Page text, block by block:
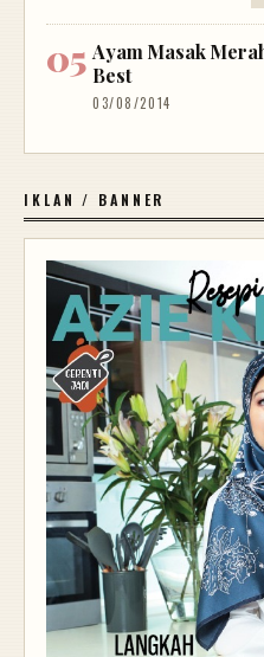
Ayam Masak
Best
03/08/2014
IKLAN / BANNER